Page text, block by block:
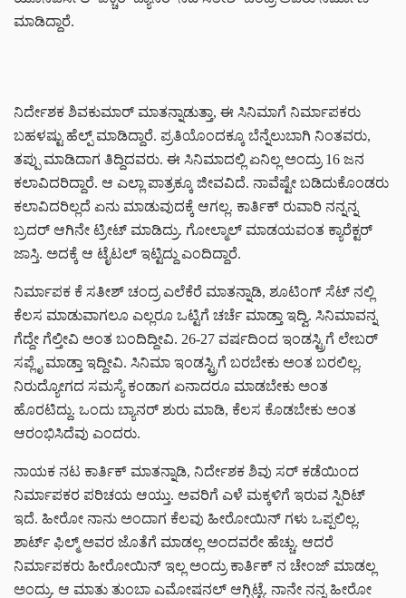
ಮಾಡಿದ್ದಾರೆ.
ನಿರ್ದೇಶಕ ಶಿವಕುಮಾರ್ ಮಾತನ್ನಾಡುತ್ತಾ, ಈ ಸಿನಿಮಾಗೆ ನಿರ್ಮಾಪಕರು
ಬಹಳಷ್ಟು ಹೆಲ್ಪ್ ಮಾಡಿದ್ದಾರೆ. ಪ್ರತಿಯೊಂದಕ್ಕೂ ಬೆನ್ನೆಲುಬಾಗಿ ನಿಂತವರು,
ತಪ್ಪು ಮಾಡಿದಾಗ ತಿದ್ದಿದವರು. ಈ ಸಿನಿಮಾದಲ್ಲಿ ಏನಿಲ್ಲ ಅಂದ್ರು 16 ಜನ
ಕಲಾವಿದರಿದ್ದಾರೆ. ಆ ಎಲ್ಲಾ ಪಾತ್ರಕ್ಕೂ ಜೀವವಿದೆ. ನಾವೆಷ್ಟೇ ಬಡಿದುಕೊಂಡರು
ಕಲಾವಿದರಿಲ್ಲದೆ ಏನು ಮಾಡುವುದಕ್ಕೆ ಆಗಲ್ಲ. ಕಾರ್ತಿಕ್ ರುವಾರಿ ನನ್ನನ್ನ
ಬ್ರದರ್ ಆಗಿನೇ ಟ್ರೀಟ್ ಮಾಡಿದ್ರು. ಗೋಲ್ಮಾಲ್ ಮಾಡಯವಂತ ಕ್ಯಾರೆಕ್ಟರ್
ಜಾಸ್ತಿ. ಅದಕ್ಕೆ ಆ ಟೈಟಲ್ ಇಟ್ಟಿದ್ದು ಎಂದಿದ್ದಾರೆ.
ನಿರ್ಮಾಪಕ ಕೆ ಸತೀಶ್ ಚಂದ್ರ ಎಲೆಕೆರೆ ಮಾತನ್ನಾಡಿ, ಶೂಟಿಂಗ್ ಸೆಟ್ ನಲ್ಲಿ
ಕೆಲಸ ಮಾಡುವಾಗಲೂ ಎಲ್ಲರೂ ಒಟ್ಟಿಗೆ ಚರ್ಚೆ ಮಾಡ್ತಾ ಇದ್ವಿ. ಸಿನಿಮಾವನ್ನ
ಗೆದ್ದೇ ಗೆಲ್ತೀವಿ ಅಂತ ಬಂದಿದ್ದೀವಿ. 26-27 ವರ್ಷದಿಂದ ಇಂಡಸ್ಟ್ರಿಗೆ ಲೇಬರ್
ಸಪ್ಲೈ ಮಾಡ್ತಾ ಇದ್ದೀವಿ. ಸಿನಿಮಾ ಇಂಡಸ್ಟ್ರಿಗೆ ಬರಬೇಕು ಅಂತ ಬರಲಿಲ್ಲ.
ನಿರುದ್ಯೋಗದ ಸಮಸ್ಯೆ ಕಂಡಾಗ ಏನಾದರೂ ಮಾಡಬೇಕು ಅಂತ
ಹೊರಟಿದ್ದು. ಒಂದು ಬ್ಯಾನರ್ ಶುರು ಮಾಡಿ, ಕೆಲಸ ಕೊಡಬೇಕು ಅಂತ
ಆರಂಭಿಸಿದೆವು ಎಂದರು.
ನಾಯಕ ನಟ ಕಾರ್ತಿಕ್ ಮಾತನ್ನಾಡಿ, ನಿರ್ದೇಶಕ ಶಿವು ಸರ್ ಕಡೆಯಿಂದ
ನಿರ್ಮಾಪಕರ ಪರಿಚಯ ಆಯ್ತು. ಅವರಿಗೆ ಎಳೆ ಮಕ್ಕಳಿಗೆ ಇರುವ ಸ್ಪಿರಿಟ್
ಇದೆ. ಹೀರೋ ನಾನು ಅಂದಾಗ ಕೆಲವು ಹೀರೋಯಿನ್ ಗಳು ಒಪ್ಪಲಿಲ್ಲ.
ಶಾರ್ಟ್ ಫಿಲ್ಮ್ ಅವರ ಜೊತೆಗೆ ಮಾಡಲ್ಲ ಅಂದವರೇ ಹೆಚ್ಚು. ಆದರೆ
ನಿರ್ಮಾಪಕರು ಹೀರೋಯಿನ್ ಇಲ್ಲ ಅಂದ್ರು ಕಾರ್ತಿಕ್ ನ ಚೇಂಜ್ ಮಾಡಲ್ಲ
ಅಂದ್ರು. ಆ ಮಾತು ತುಂಬಾ ಎಮೋಷನಲ್ ಆಗ್ಬಿಟ್ಟೆ. ನಾನೇ ನನ್ನ ಹೀರೋ